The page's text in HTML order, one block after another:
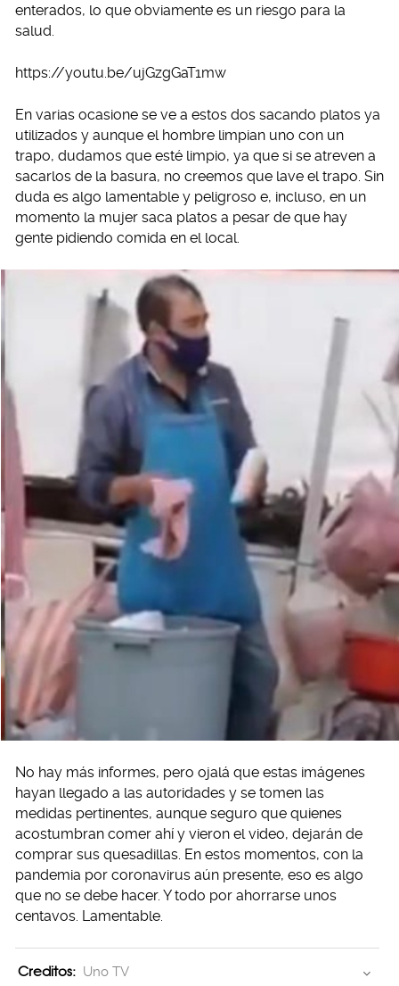
enterados, lo que obviamente es un riesgo para la
salud.
https://youtu.be/ujGzgGaT1mw
En varias ocasione se ve a estos dos sacando platos ya
utilizados y aunque el hombre limpian uno con un
trapo, dudamos que esté limpio, ya que si se atreven a
sacarlos de la basura, no creemos que lave el trapo. Sin
duda es algo lamentable y peligroso e, incluso, en un
momento la mujer saca platos a pesar de que hay
gente pidiendo comida en el local.
No hay más informes, pero ojalá que estas imágenes
hayan llegado a las autoridades y se tomen las
medidas pertinentes, aunque seguro que quienes
acostumbran comer ahí y vieron el video, dejarán de
comprar sus quesadillas. En estos momentos, con la
pandemia por coronavirus aún presente, eso es algo
que no se debe hacer. Y todo por ahorrarse unos
centavos. Lamentable.
Creditos: Uno TV